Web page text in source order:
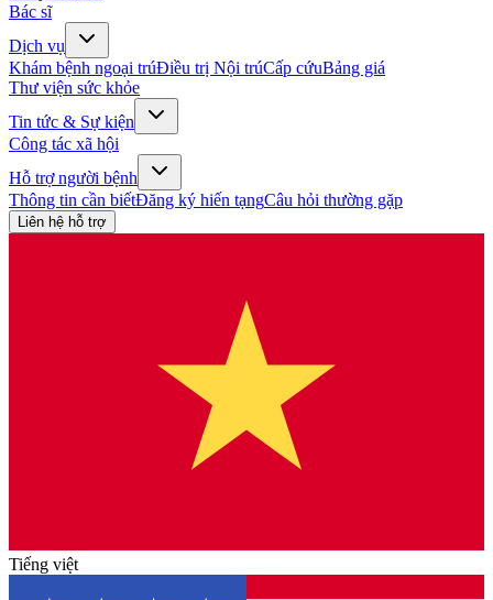
Bác sĩ
Dịch vụ
Khám bệnh ngoại trúĐiều trị Nội trúCấp cứuBảng giá
Thư viện sức khỏe
Tin tức & Sự kiện
Công tác xã hội
Hỗ trợ người bệnh
Thông tin cần biếtĐăng ký hiến tạngCâu hỏi thường gặp
Liên hệ hỗ trợ
Tiếng việt